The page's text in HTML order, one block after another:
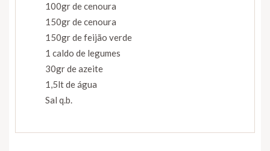
100gr de cenoura
150gr de cenoura
150gr de feijão verde
1 caldo de legumes
30gr de azeite
1,5lt de água
Sal q.b.